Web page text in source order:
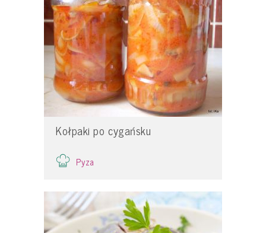
Kołpaki po cygańsku
Pyza